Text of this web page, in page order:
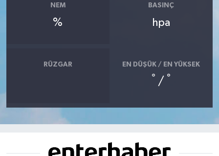
NEM
%
BASINÇ
hpa
RÜZGAR EN DÜŞÜK / EN YÜKSEK
° / °